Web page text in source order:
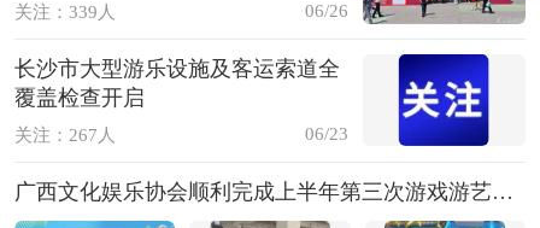
关注：339人 06/26
长沙市大型游乐设施及客运索道全
覆盖检查开启
关注：267人 06/23
广西文化娱乐协会顺利完成上半年第三次游戏游艺设备内容审查工作